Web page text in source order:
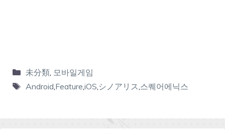
未分類, 모바일게임
Android,Feature,iOS,シノアリス,스퀘어에닉스